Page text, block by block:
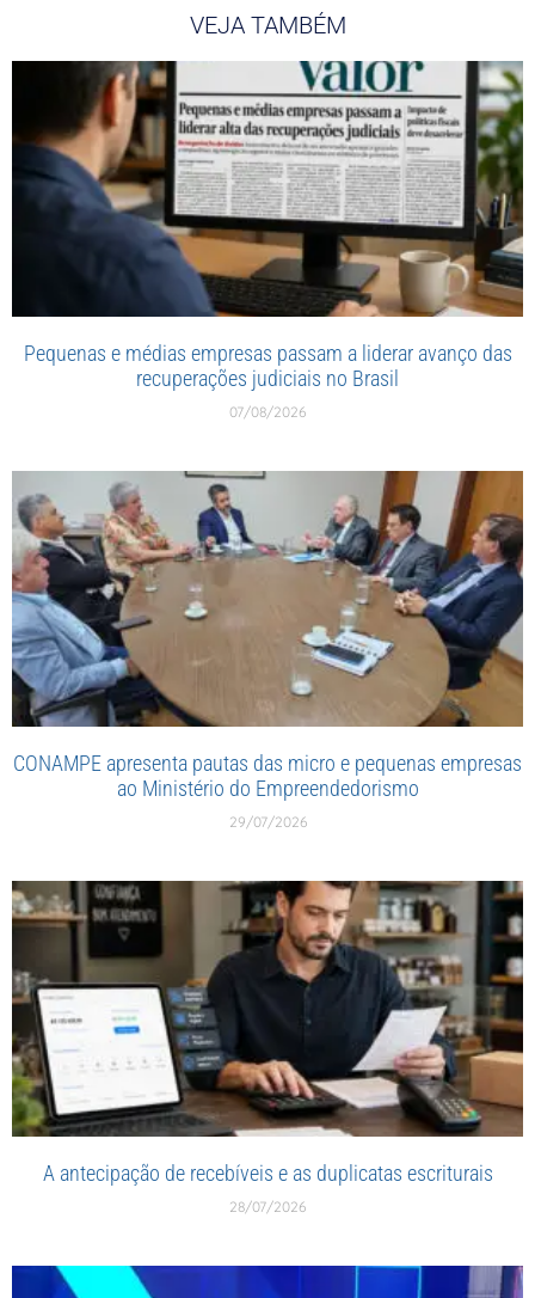
VEJA TAMBÉM
Pequenas e médias empresas passam a liderar avanço das
recuperações judiciais no Brasil
07/08/2026
CONAMPE apresenta pautas das micro e pequenas empresas
ao Ministério do Empreendedorismo
29/07/2026
A antecipação de recebíveis e as duplicatas escriturais
28/07/2026